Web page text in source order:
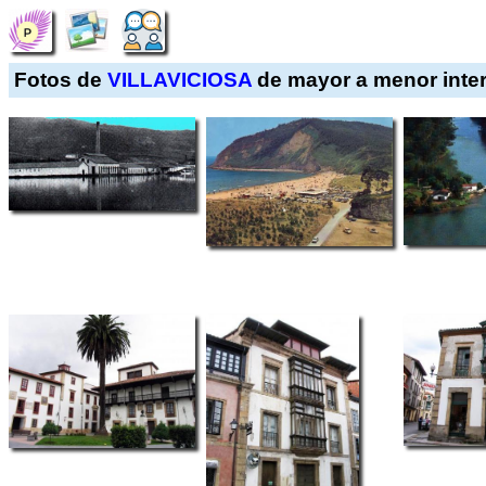
Fotos de VILLAVICIOSA de mayor a menor